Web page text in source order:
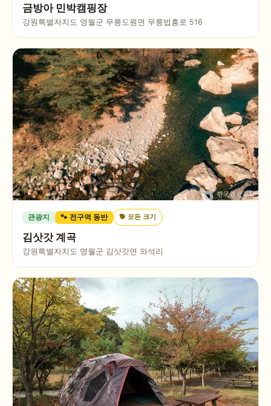
금방아 민박캠핑장
강원특별자치도 영월군 무릉도원면 무릉법흥로 516
관광지 🐾 전구역 동반 🐕 모든 크기
김삿갓 계곡
강원특별자치도 영월군 김삿갓면 와석리